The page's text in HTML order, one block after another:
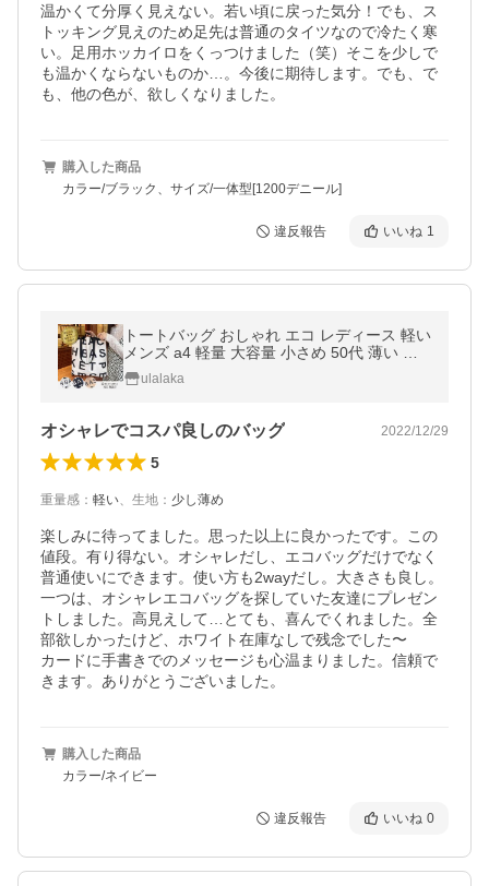
温かくて分厚く見えない。若い頃に戻った気分！でも、ス
トッキング見えのため足先は普通のタイツなので冷たく寒
い。足用ホッカイロをくっつけました（笑）そこを少しで
も温かくならないものか…。今後に期待します。でも、で
も、他の色が、欲しくなりました。
購入した商品
カラー/ブラック、サイズ/一体型[1200デニール]
違反報告 いいね 1
トートバッグ おしゃれ エコ レディース 軽い
メンズ a4 軽量 大容量 小さめ 50代 薄い 内
ポケット 英字 お弁当 折りたたみ 肩掛け サ
ブulalaka
オシャレでコスパ良しのバッグ 2022/12/29
5
重量感 ： 軽い、 生地 ： 少し薄め
楽しみに待ってました。思った以上に良かったです。この
値段。有り得ない。オシャレだし、エコバッグだけでなく
普通使いにできます。使い方も2wayだし。大きさも良し。
一つは、オシャレエコバッグを探していた友達にプレゼン
トしました。高見えして…とても、喜んでくれました。全
部欲しかったけど、ホワイト在庫なしで残念でした〜
カードに手書きでのメッセージも心温まりました。信頼で
きます。ありがとうございました。
購入した商品
カラー/ネイビー
違反報告 いいね 0